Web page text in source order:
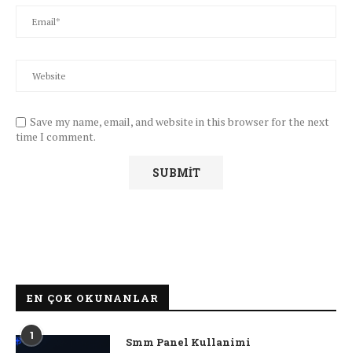
Save my name, email, and website in this browser for the next
time I comment.
EN ÇOK OKUNANLAR
1
Smm Panel Kullanimi